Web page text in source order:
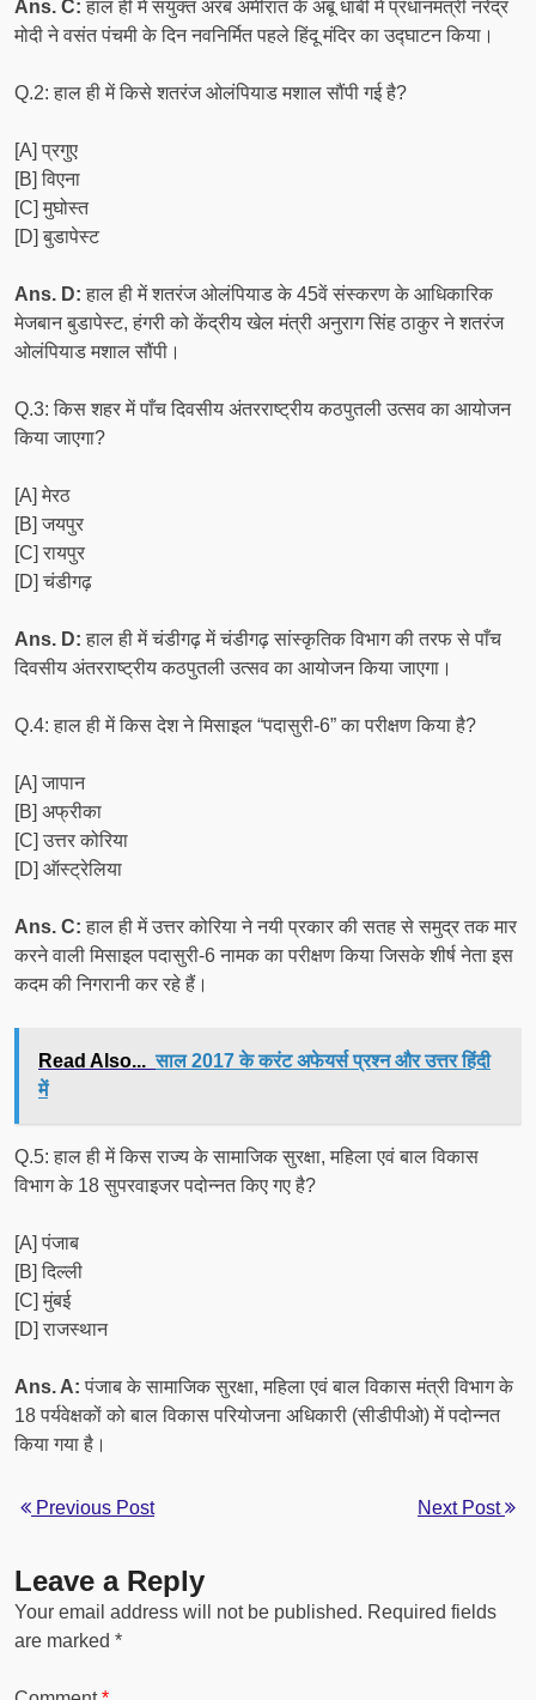
Ans. C: हाल ही में संयुक्त अरब अमीरात के अबू धाबी में प्रधानमंत्री नरेंद्र
मोदी ने वसंत पंचमी के दिन नवनिर्मित पहले हिंदू मंदिर का उद्घाटन किया।
Q.2: हाल ही में किसे शतरंज ओलंपियाड मशाल सौंपी गई है?
[A] प्रगुए
[B] विएना
[C] मुघोस्त
[D] बुडापेस्ट
Ans. D: हाल ही में शतरंज ओलंपियाड के 45वें संस्करण के आधिकारिक
मेजबान बुडापेस्ट, हंगरी को केंद्रीय खेल मंत्री अनुराग सिंह ठाकुर ने शतरंज
ओलंपियाड मशाल सौंपी।
Q.3: किस शहर में पाँच दिवसीय अंतरराष्ट्रीय कठपुतली उत्सव का आयोजन
किया जाएगा?
[A] मेरठ
[B] जयपुर
[C] रायपुर
[D] चंडीगढ़
Ans. D: हाल ही में चंडीगढ़ में चंडीगढ़ सांस्कृतिक विभाग की तरफ से पाँच
दिवसीय अंतरराष्ट्रीय कठपुतली उत्सव का आयोजन किया जाएगा।
Q.4: हाल ही में किस देश ने मिसाइल “पदासुरी-6” का परीक्षण किया है?
[A] जापान
[B] अफ्रीका
[C] उत्तर कोरिया
[D] ऑस्ट्रेलिया
Ans. C: हाल ही में उत्तर कोरिया ने नयी प्रकार की सतह से समुद्र तक मार
करने वाली मिसाइल पदासुरी-6 नामक का परीक्षण किया जिसके शीर्ष नेता इस
कदम की निगरानी कर रहे हैं।
Read Also... साल 2017 के करंट अफेयर्स प्रश्न और उत्तर हिंदी
में
Q.5: हाल ही में किस राज्य के सामाजिक सुरक्षा, महिला एवं बाल विकास
विभाग के 18 सुपरवाइजर पदोन्नत किए गए है?
[A] पंजाब
[B] दिल्ली
[C] मुंबई
[D] राजस्थान
Ans. A: पंजाब के सामाजिक सुरक्षा, महिला एवं बाल विकास मंत्री विभाग के
18 पर्यवेक्षकों को बाल विकास परियोजना अधिकारी (सीडीपीओ) में पदोन्नत
किया गया है।
Previous Post Next Post
Leave a Reply
Your email address will not be published. Required fields
are marked *